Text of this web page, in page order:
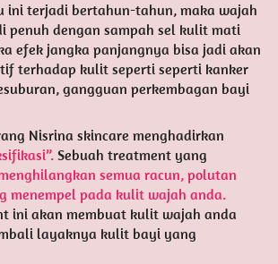
ini terjadi bertahun-tahun, maka wajah
penuh dengan sampah sel kulit mati
efek jangka panjangnya bisa jadi akan
terhadap kulit seperti seperti kanker
gangguan perkembagan bayi
Sebuah treatment yang
semua racun, polutan
menempel pada kulit wajah anda.
ini akan membuat kulit wajah anda
layaknya kulit bayi yang